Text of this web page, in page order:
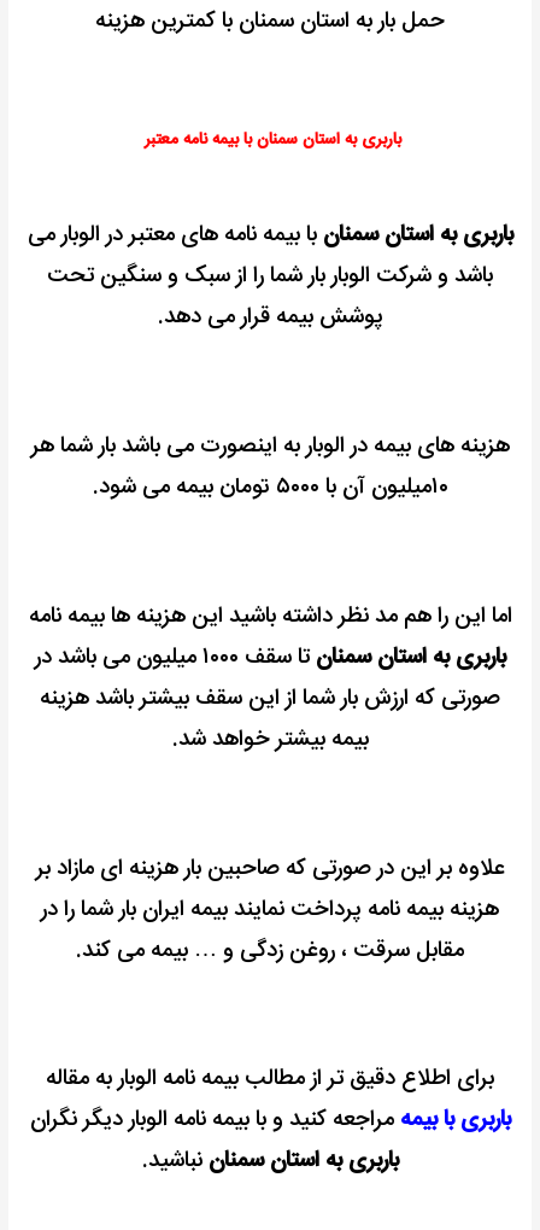
حمل بار به استان سمنان با کمترین هزینه
باربری به استان سمنان با بیمه نامه معتبر
باربری به استان سمنان با بیمه نامه های معتبر در الوبار می
باشد و شرکت الوبار بار شما را از سبک و سنگین تحت
پوشش بیمه قرار می دهد.
هزینه های بیمه در الوبار به اینصورت می باشد بار شما هر
۱۰میلیون آن با ۵۰۰۰ تومان بیمه می شود.
اما این را هم مد نظر داشته باشید این هزینه ها بیمه نامه
باربری به استان سمنان
تا سقف ۱۰۰۰ میلیون می باشد در
صورتی که ارزش بار شما از این سقف بیشتر باشد هزینه
بیمه بیشتر خواهد شد.
علاوه بر این در صورتی که صاحبین بار هزینه ای مازاد بر
هزینه بیمه نامه پرداخت نمایند بیمه ایران بار شما را در
مقابل سرقت ، روغن زدگی و … بیمه می کند.
برای اطلاع دقیق تر از مطالب بیمه نامه الوبار به مقاله
باربری با بیمه مراجعه کنید و با بیمه نامه الوبار دیگر نگران
باربری به استان سمنان نباشید.